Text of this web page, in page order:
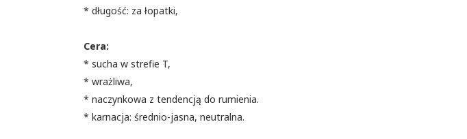
* długość: za łopatki,
Cera:
* sucha w strefie T,
* wrażliwa,
* naczynkowa z tendencją do rumienia.
* karnacja: średnio-jasna, neutralna.